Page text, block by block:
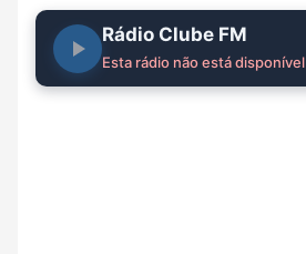
Rádio Clube FM
Esta rádio não está disponível